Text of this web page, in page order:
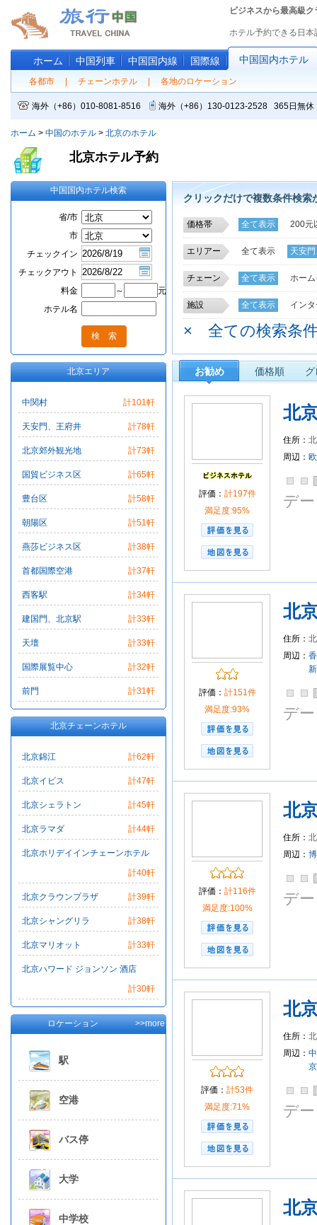
ビジネスから最高級
ホテル予約できる日
ホーム 中国列車 中国国内線 国際線 中国国内ホテル
各都市 チェーンホテル 各地のロケーション
海外（+86）010-8081-8516 海外（+86）130-0123-2528 365日無休
ホーム > 中国のホテル > 北京のホテル
北京ホテル予約
クリックだけで複数条件検索
価格帯 全て表示 200元
エリアー 全て表示
天安
燕莎ビジネス区
復興門金融街、西単
チェーン 全て表示
ホー
錦江之星
グリ
マリオット
富
ホリデイインエク
ベストウェスタン
ビエンナ
万商
施設 全て表示 イン
× 全ての検索条
お勧め 価格順
評価： 計197件
満足度:95%
北
住所：
周辺：
デ
評価： 計151件
満足度:93%
北
住所：
周辺：
デ
評価： 計116件
満足度:100%
北
住所：
周辺：
デ
評価： 計53件
満足度:71%
北
住所：
周辺：
デ
北
中国国内ホテル検索
省/市
市
チェックイン
チェックアウト
料金
～
元
ホテル名
北京エリア
計101軒
中関村
計78軒
天安門、王府井
計73軒
北京郊外観光地
計65軒
国貿ビジネス区
計58軒
豊台区
計51軒
朝陽区
計38軒
燕莎ビジネス区
計37軒
首都国際空港
計34軒
西客駅
計33軒
建国門、北京駅
計33軒
天壇
計32軒
国際展覧中心
計31軒
前門
北京チェーンホテル
北京錦江 計62軒
北京イビス 計47軒
北京シェラトン 計45軒
北京ラマダ 計44軒
北京ホリデイインチェーンホテル
計40軒
北京クラウンプラザ 計39軒
北京シャングリラ 計38軒
北京マリオット 計33軒
北京ハワード ジョンソン 酒店
計30軒
ロケーション >>more
駅
空港
バス停
大学
中学校